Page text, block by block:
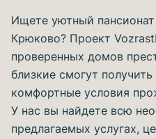
Ищете уютный
Крюково? Проект
проверенных домов
близкие смогут
комфортные условия
У нас вы найдете всю
предлагаемых услугах,